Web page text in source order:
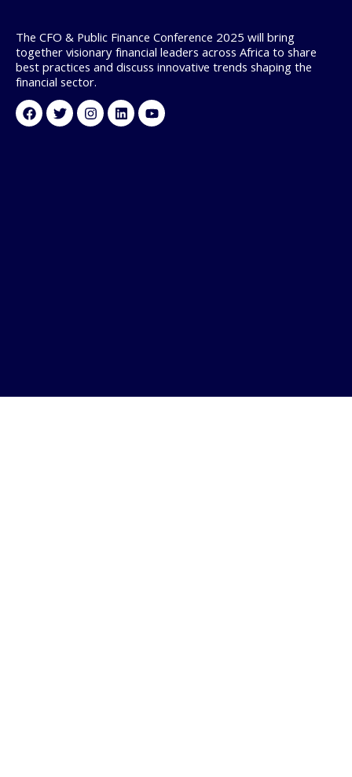
The CFO & Public Finance Conference 2025 will bring
together visionary financial leaders across Africa to share
best practices and discuss innovative trends shaping the
financial sector.
Facebook
TwitterInstagram
LinkedinYoutube